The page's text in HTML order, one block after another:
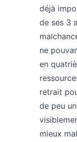
déjà
de ses 3
ne
en
retrait
de peu
mieux